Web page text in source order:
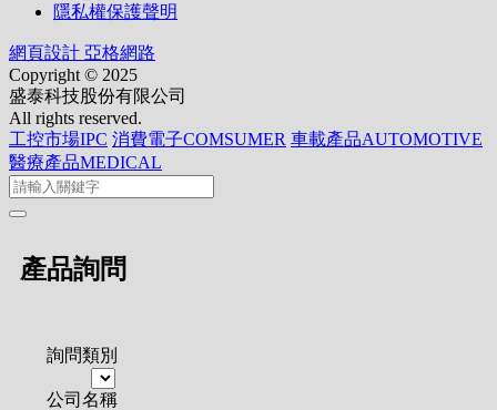
隱私權保護聲明
網頁設計 亞格網路
Copyright © 2025
盛泰科技股份有限公司
All rights reserved.
工控市場IPC 消費電子COMSUMER 車載產品AUTOMOTIVE
醫療產品MEDICAL
產品詢問
詢問類別
公司名稱